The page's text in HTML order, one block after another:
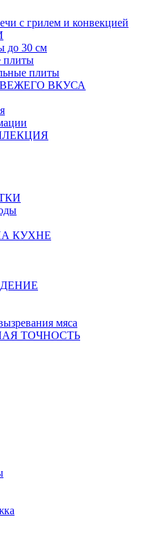
с грилем и конвекцией
до 30 см
плиты
плиты
ВКУСА
КУХНЕ
мяса
ТОЧНОСТЬ